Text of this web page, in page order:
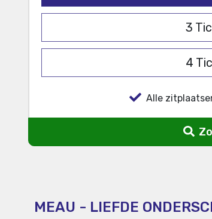
3
4
Alle
MEAU - LIEFDE